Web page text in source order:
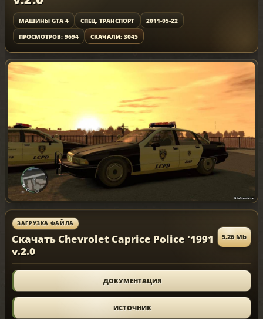
МАШИНЫ GTA 4 СПЕЦ. ТРАНСПОРТ
2011-05-22
ПРОСМОТРОВ: 9694
СКАЧАЛИ: 3045
ЗАГРУЗКА ФАЙЛА
Скачать Chevrolet Caprice Police '1991
v.2.0
5.26 Mb
ДОКУМЕНТАЦИЯ
ИСТОЧНИК